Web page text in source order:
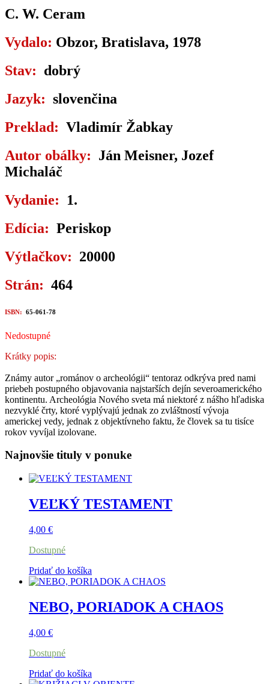
C. W. Ceram
Vydalo: Obzor, Bratislava, 1978
Stav: dobrý
Jazyk: slovenčina
Preklad: Vladimír Žabkay
Autor obálky: Ján Meisner, Jozef
Michaláč
Vydanie: 1.
Edícia: Periskop
Výtlačkov: 20000
Strán: 464
ISBN: 65-061-78
Nedostupné
Krátky popis:
Známy autor „románov o archeológii“ tentoraz odkrýva pred nami
priebeh postupného objavovania najstarších dejín severoamerického
kontinentu. Archeológia Nového sveta má niektoré z nášho hľadiska
nezvyklé črty, ktoré vyplývajú jednak zo zvláštností vývoja
americkej vedy, jednak z objektívneho faktu, že človek sa tu tisíce
rokov vyvíjal izolovane.
Najnovšie tituly v ponuke
VEĽKÝ TESTAMENT
4,00 €
Dostupné
Pridať do košíka
NEBO, PORIADOK A CHAOS
4,00 €
Dostupné
Pridať do košíka